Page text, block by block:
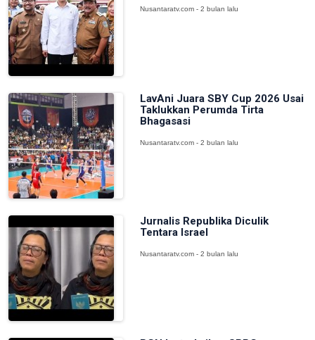
Nusantaratv.com - 2 bulan lalu
LavAni Juara SBY Cup 2026 Usai
Taklukkan Perumda Tirta
Bhagasasi
Nusantaratv.com - 2 bulan lalu
Jurnalis Republika Diculik
Tentara Israel
Nusantaratv.com - 2 bulan lalu